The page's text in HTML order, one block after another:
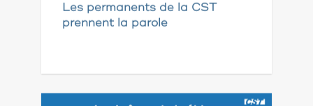
Les permanents de la CST
prennent la parole